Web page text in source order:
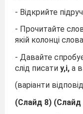
- Відкрийте
- Прочитайте
якій колонці
- Давайте
слід писати у,і, а
(варіанти
(Слайд 8) (Слайд